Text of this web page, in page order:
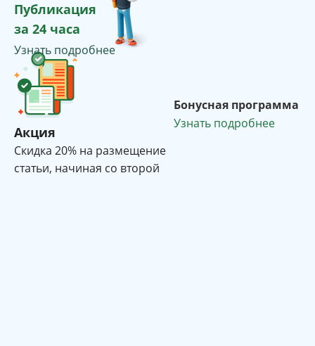
Публикация
за 24 часа
Узнать подробнее
Акция
Cкидка 20% на размещение
статьи, начиная со второй
Бонусная программа
Узнать подробнее